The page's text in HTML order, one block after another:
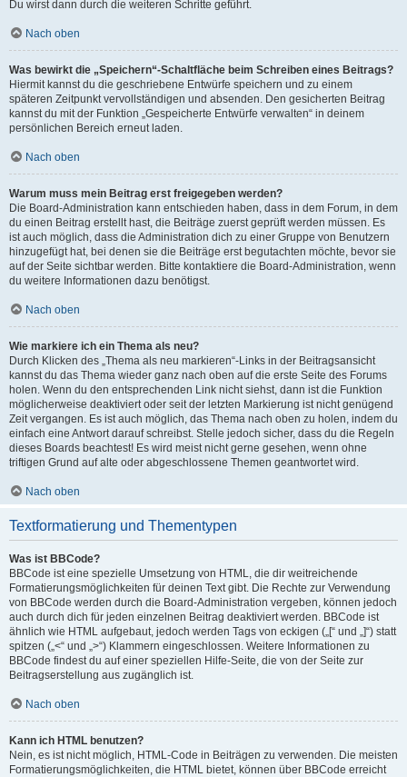
Du wirst dann durch die weiteren Schritte geführt.
Nach oben
Was bewirkt die „Speichern“-Schaltfläche beim Schreiben eines Beitrags?
Hiermit kannst du die geschriebene Entwürfe speichern und zu einem
späteren Zeitpunkt vervollständigen und absenden. Den gesicherten Beitrag
kannst du mit der Funktion „Gespeicherte Entwürfe verwalten“ in deinem
persönlichen Bereich erneut laden.
Nach oben
Warum muss mein Beitrag erst freigegeben werden?
Die Board-Administration kann entschieden haben, dass in dem Forum, in dem
du einen Beitrag erstellt hast, die Beiträge zuerst geprüft werden müssen. Es
ist auch möglich, dass die Administration dich zu einer Gruppe von Benutzern
hinzugefügt hat, bei denen sie die Beiträge erst begutachten möchte, bevor sie
auf der Seite sichtbar werden. Bitte kontaktiere die Board-Administration, wenn
du weitere Informationen dazu benötigst.
Nach oben
Wie markiere ich ein Thema als neu?
Durch Klicken des „Thema als neu markieren“-Links in der Beitragsansicht
kannst du das Thema wieder ganz nach oben auf die erste Seite des Forums
holen. Wenn du den entsprechenden Link nicht siehst, dann ist die Funktion
möglicherweise deaktiviert oder seit der letzten Markierung ist nicht genügend
Zeit vergangen. Es ist auch möglich, das Thema nach oben zu holen, indem du
einfach eine Antwort darauf schreibst. Stelle jedoch sicher, dass du die Regeln
dieses Boards beachtest! Es wird meist nicht gerne gesehen, wenn ohne
triftigen Grund auf alte oder abgeschlossene Themen geantwortet wird.
Nach oben
Textformatierung und Thementypen
Was ist BBCode?
BBCode ist eine spezielle Umsetzung von HTML, die dir weitreichende
Formatierungsmöglichkeiten für deinen Text gibt. Die Rechte zur Verwendung
von BBCode werden durch die Board-Administration vergeben, können jedoch
auch durch dich für jeden einzelnen Beitrag deaktiviert werden. BBCode ist
ähnlich wie HTML aufgebaut, jedoch werden Tags von eckigen („[“ und „]“) statt
spitzen („<“ und „>“) Klammern eingeschlossen. Weitere Informationen zu
BBCode findest du auf einer speziellen Hilfe-Seite, die von der Seite zur
Beitragserstellung aus zugänglich ist.
Nach oben
Kann ich HTML benutzen?
Nein, es ist nicht möglich, HTML-Code in Beiträgen zu verwenden. Die meisten
Formatierungsmöglichkeiten, die HTML bietet, können über BBCode erreicht